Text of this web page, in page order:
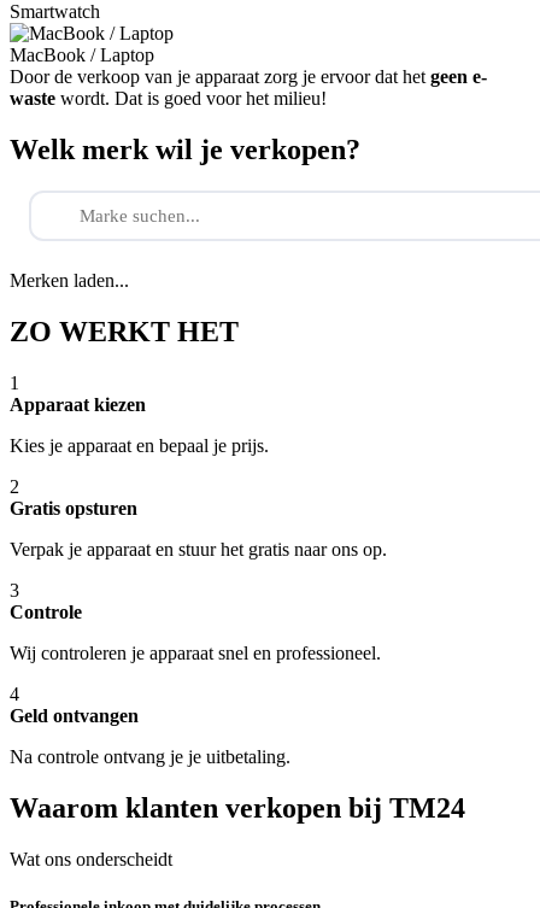
Smartwatch
MacBook / Laptop
Door de verkoop van je apparaat zorg je ervoor dat het geen e-
waste wordt. Dat is goed voor het milieu!
Welk merk wil je verkopen?
Merken laden...
ZO WERKT HET
1
Apparaat kiezen
Kies je apparaat en bepaal je prijs.
2
Gratis opsturen
Verpak je apparaat en stuur het gratis naar ons op.
3
Controle
Wij controleren je apparaat snel en professioneel.
4
Geld ontvangen
Na controle ontvang je je uitbetaling.
Waarom klanten verkopen bij TM24
Wat ons onderscheidt